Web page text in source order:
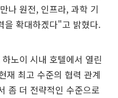
나 원전, 인프라, 과학 기
을 확대하겠다"고 밝혔다.
노이 시내 호텔에서 열린
재 최고 수준의 협력 관계
좀 더 전략적인 수준으로